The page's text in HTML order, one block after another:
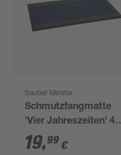
Sauber Meister
Schmutzfangmatte
'Vier Jahreszeiten' 40
x 68 cm
19,99 €